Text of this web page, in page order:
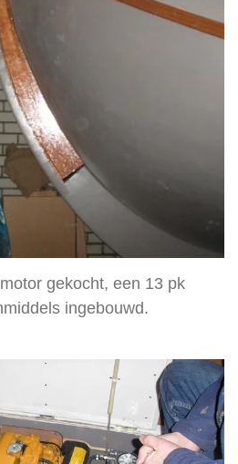
gekocht, een 13 pk
ingebouwd.